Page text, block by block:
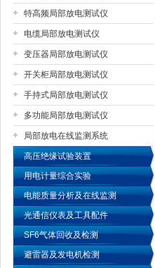
扬州国浩电气有限公司
特高频局部放电测试仪
电缆局部放电测试仪
变压器局部放电测试仪
开关柜局部放电测试仪
手持式局部放电测试仪
多功能局部放电测试仪
局部放电在线监测系统
高压绝缘试验装置
用电计量综合实验
电能质量分析及在线监测
光通信仪表及工具配件
SF6气体回收及检测
避雷器及发电机检测